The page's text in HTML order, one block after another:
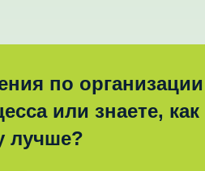
по организации
или знаете, как
лучше?